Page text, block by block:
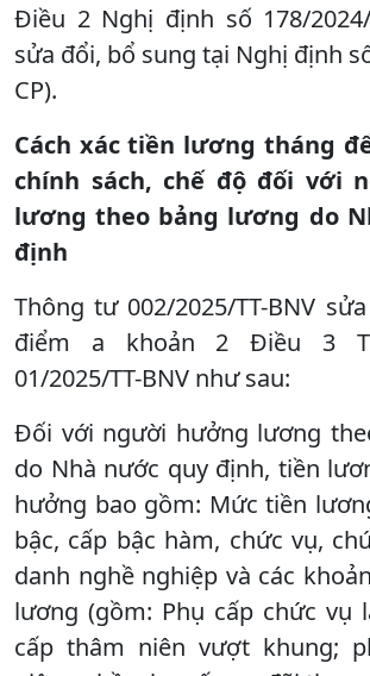
Điều 2 Nghị định số 178/
sửa đổi, bổ sung tại Nghị định
CP).
Cách xác tiền lương tháng
chính sách, chế độ đối với
lương theo bảng lương do
định
Thông tư 002/2025/TT-BNV
điểm a khoản 2 Điều 3
01/2025/TT-BNV như sau:
Đối với người hưởng lương
do Nhà nước quy định, tiền
hưởng bao gồm: Mức tiền
bậc, cấp bậc hàm, chức vụ,
danh nghề nghiệp và các
lương (gồm: Phụ cấp chức vụ
cấp thâm niên vượt khung;